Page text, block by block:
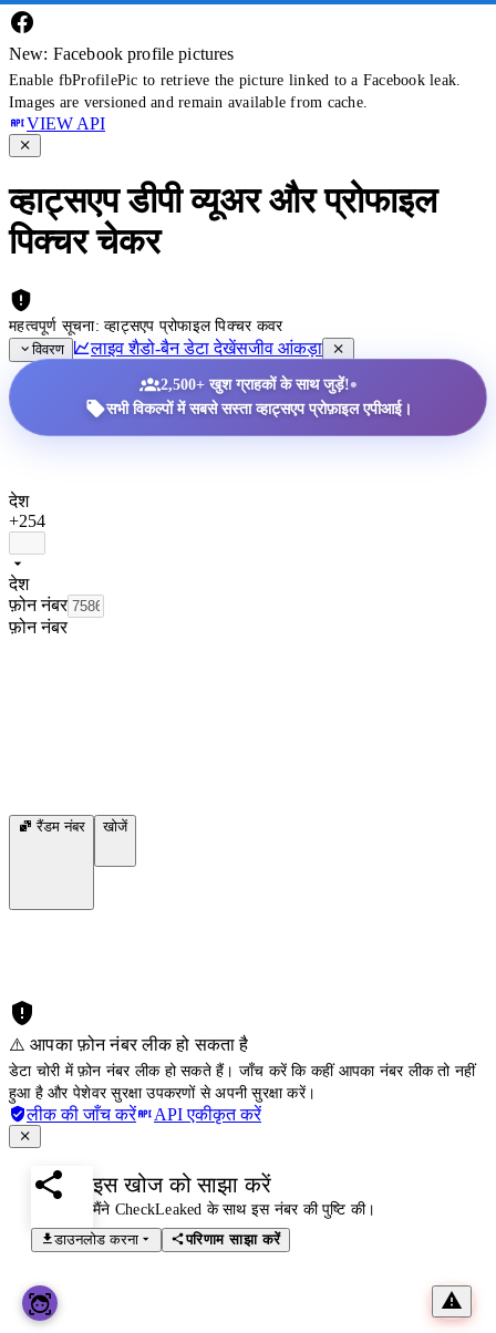
New: Facebook profile pictures
Enable fbProfilePic to retrieve the picture linked to a Facebook leak.
Images are versioned and remain available from cache.
VIEW API
व्हाट्सएप डीपी व्यूअर और प्रोफाइल
पिक्चर चेकर
महत्वपूर्ण सूचना: व्हाट्सएप प्रोफाइल पिक्चर कवर
विवरण
लाइव शैडो-बैन डेटा देखेंसजीव आंकड़ा
2,500+ खुश ग्राहकों के साथ जुड़ें!•
सभी विकल्पों में सबसे सस्ता व्हाट्सएप प्रोफ़ाइल एपीआई।
देश
+254
देश
फ़ोन नंबर
फ़ोन नंबर
रैंडम नंबर खोजें
⚠️ आपका फ़ोन नंबर लीक हो सकता है
डेटा चोरी में फ़ोन नंबर लीक हो सकते हैं। जाँच करें कि कहीं आपका नंबर लीक तो नहीं
हुआ है और पेशेवर सुरक्षा उपकरणों से अपनी सुरक्षा करें।
लीक की जाँच करें API एकीकृत करें
इस खोज को साझा करें
मैंने CheckLeaked के साथ इस नंबर की पुष्टि की।
डाउनलोड करना
परिणाम साझा करें